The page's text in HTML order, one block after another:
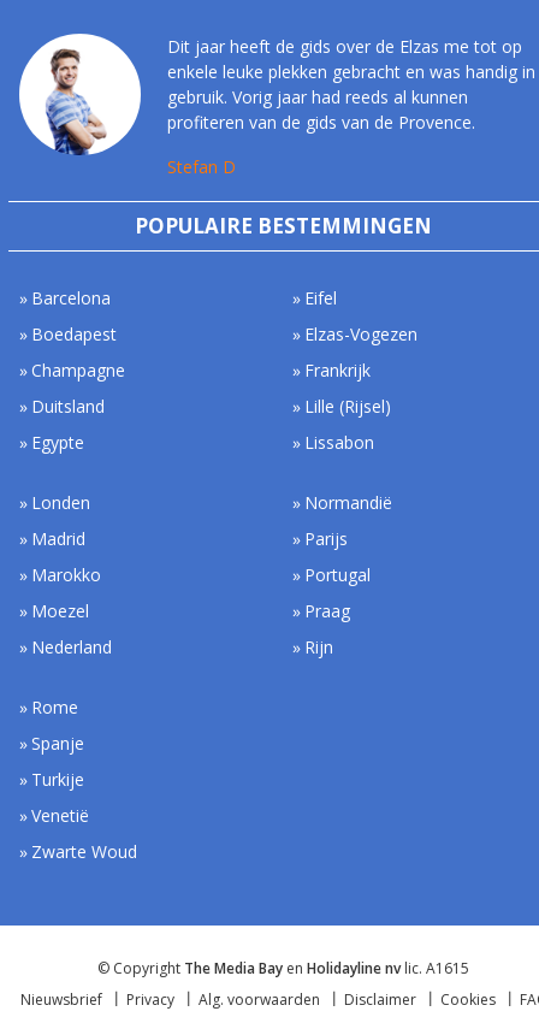
Dit jaar heeft de gids over de Elzas me tot op
enkele leuke plekken gebracht en was handig in
gebruik. Vorig jaar had reeds al kunnen
profiteren van de gids van de Provence.
Stefan D
POPULAIRE BESTEMMINGEN
Barcelona
Boedapest
Champagne
Duitsland
Egypte
Eifel
Elzas-Vogezen
Frankrijk
Lille (Rijsel)
Lissabon
Londen
Madrid
Marokko
Moezel
Nederland
Normandië
Parijs
Portugal
Praag
Rijn
Rome
Spanje
Turkije
Venetië
Zwarte Woud
© Copyright The Media Bay en Holidayline nvlic. A1615
Nieuwsbrief
Privacy Alg. voorwaarden Disclaimer Cookies